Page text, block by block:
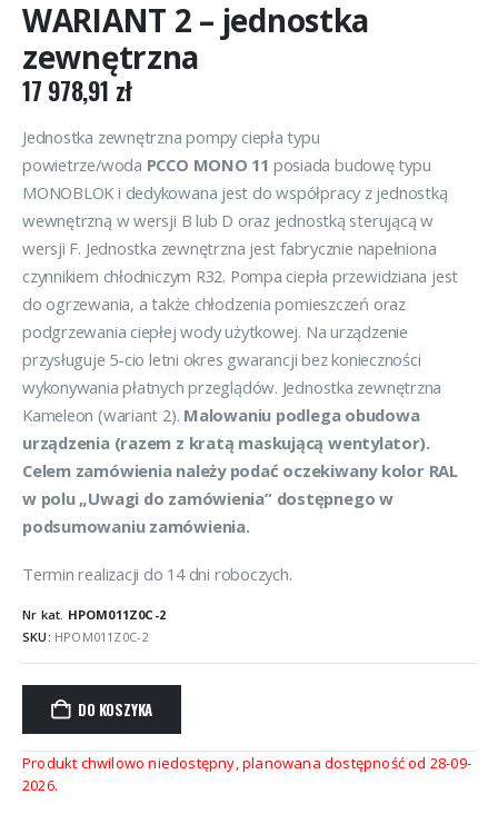
WARIANT 2 – jednostka
zewnętrzna
17 978,91 zł
Jednostka zewnętrzna pompy ciepła typu
powietrze/woda PCCO MONO 11 posiada budowę typu
MONOBLOK i dedykowana jest do współpracy z jednostką
wewnętrzną w wersji B lub D oraz jednostką sterującą w
wersji F. Jednostka zewnętrzna jest fabrycznie napełniona
czynnikiem chłodniczym R32. Pompa ciepła przewidziana jest
do ogrzewania, a także chłodzenia pomieszczeń oraz
podgrzewania ciepłej wody użytkowej. Na urządzenie
przysługuje 5-cio letni okres gwarancji bez konieczności
wykonywania płatnych przeglądów. Jednostka zewnętrzna
Kameleon (wariant 2). Malowaniu podlega obudowa
urządzenia (razem z kratą maskującą wentylator).
Celem zamówienia należy podać oczekiwany kolor RAL
w polu „Uwagi do zamówienia” dostępnego w
podsumowaniu zamówienia.
Termin realizacji do 14 dni roboczych.
Nr kat. HPOM011Z0C-2
SKU: HPOM011Z0C-2
DO KOSZYKA
Produkt chwilowo niedostępny, planowana dostępność od 28-09-
2026.